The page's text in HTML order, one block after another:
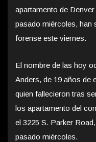
apartamento de
pasado miércoles, han
forense este viernes.
El nombre de las hoy
Anders, de 19 años de
quien fallecieron tras
los apartamento del
el 3225 S. Parker
pasado miércoles.